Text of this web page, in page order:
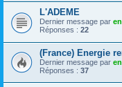
L'ADEME
Dernier message par
Réponses : 22
(France) Energie
Dernier message par
Réponses : 37